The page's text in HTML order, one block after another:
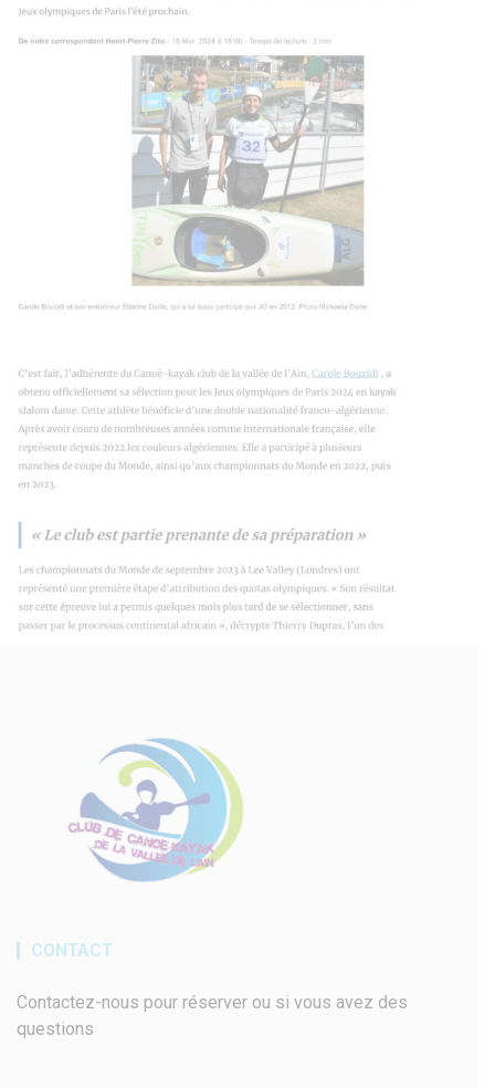
CONTACT
Contactez-nous pour réserver ou si vous avez des
questions